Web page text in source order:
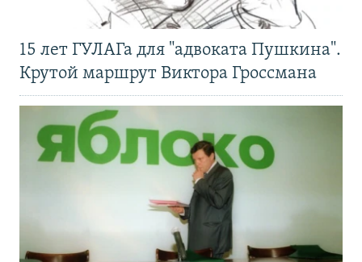
15 лет ГУЛАГа для "адвоката Пушкина".
Крутой маршрут Виктора Гроссмана